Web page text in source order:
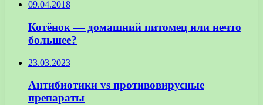
09.04.2018
Котёнок — домашний питомец или нечто
большее?
23.03.2023
Антибиотики vs противовирусные
препараты